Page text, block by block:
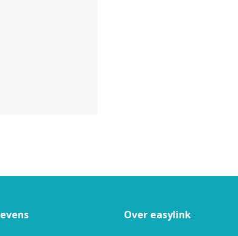
Over easylink